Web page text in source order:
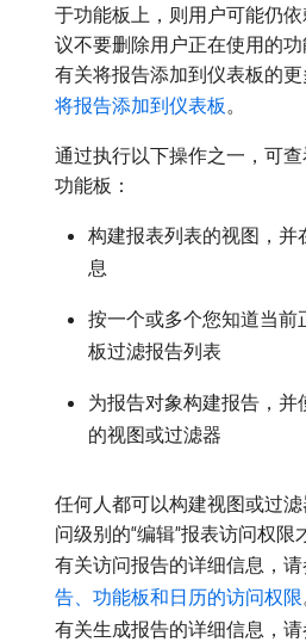
于功能板上，则用户可能仍
议不要删除用户正在使用的功
有关将报告添加到仪表板的
将报告添加到仪表板。
通过执行以下操作之一，可
功能板：
构建报表列表的视图，并
息
按一个或多个您知道当前
板过滤报告列表
为报告对象构建报告，并
的视图或过滤器
任何人都可以构建视图或过
问级别的“编辑”报表访问权限
有关访问报告的详细信息，
告、功能板和日历的访问权限
有关生成报告的详细信息，